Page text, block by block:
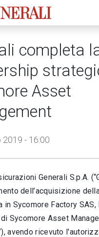
completa
Asset
- 16:00
Generali S.p.A.
dell’acquisizione
in Sycomore Factory
Sycomore Asset
avendo ricevuto